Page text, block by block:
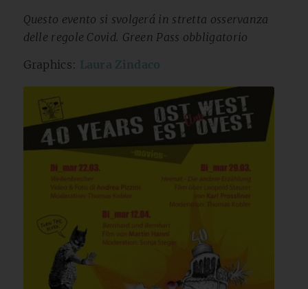
Questo evento si svolgerá in stretta osservanza
delle regole Covid. Green Pass obbligatorio
Graphics: Laura Zindaco